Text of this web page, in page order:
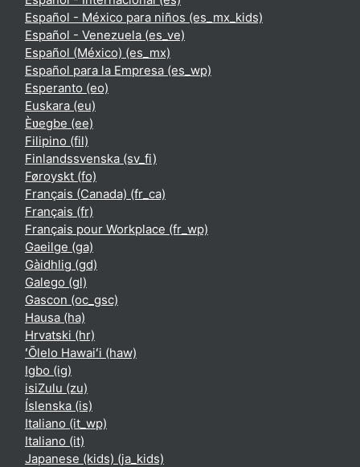
Español - México para niños ‎(es_mx_kids)‎
Español - Venezuela ‎(es_ve)‎
Español (México) ‎(es_mx)‎
Español para la Empresa ‎(es_wp)‎
Esperanto ‎(eo)‎
Euskara ‎(eu)‎
Èʋegbe ‎(ee)‎
Filipino ‎(fil)‎
Finlandssvenska ‎(sv_fi)‎
Føroyskt ‎(fo)‎
Français (Canada) ‎(fr_ca)‎
Français ‎(fr)‎
Français pour Workplace ‎(fr_wp)‎
Gaeilge ‎(ga)‎
Gàidhlig ‎(gd)‎
Galego ‎(gl)‎
Gascon ‎(oc_gsc)‎
Hausa ‎(ha)‎
Hrvatski ‎(hr)‎
ʻŌlelo Hawaiʻi ‎(haw)‎
Igbo ‎(ig)‎
isiZulu ‎(zu)‎
Íslenska ‎(is)‎
Italiano ‎(it_wp)‎
Italiano ‎(it)‎
Japanese (kids) ‎(ja_kids)‎